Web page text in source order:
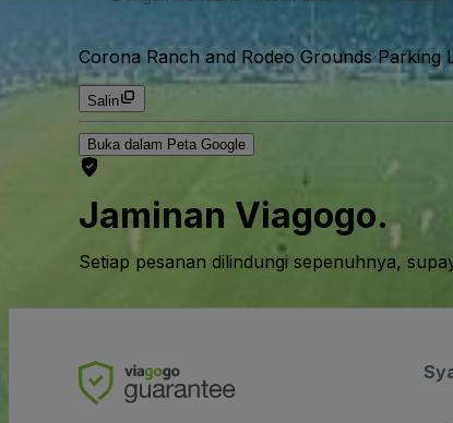
Corona Ranch and Rodeo Grounds Parking
Salin
Buka dalam Peta Google
Jaminan Viagogo.
Setiap pesanan dilindungi sepenuhnya,